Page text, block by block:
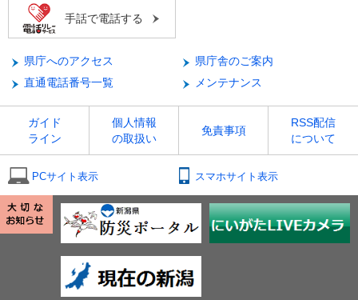
手話で電話する
県庁へのアクセス
県庁舎のご案内
直通電話番号一覧
メンテナンス
ガイド
ライン
個人情報
の取扱い
免責事項
RSS配信
について
PCサイト表示 スマホサイト表示